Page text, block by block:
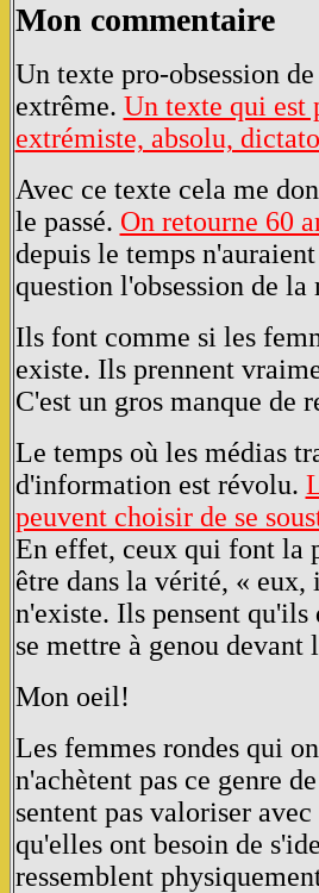
Mon commentaire
Un texte pro-obsession
extrême. Un texte qui est
extrémiste, absolu,
Avec ce texte cela me
le passé. On retourne 60
depuis le temps
question l'obsession de la
Ils font comme si les
existe. Ils prennent
C'est un gros manque de
Le temps où les médias
d'information est révolu.
peuvent choisir de se
En effet, ceux qui font la
être dans la vérité, «
n'existe. Ils pensent
se mettre à genou devant
Mon oeil!
Les femmes rondes qui
n'achètent pas ce genre
sentent pas valoriser
qu'elles ont besoin de
ressemblent